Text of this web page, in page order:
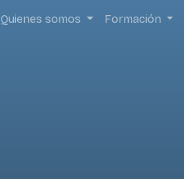
Quienes somos Formación